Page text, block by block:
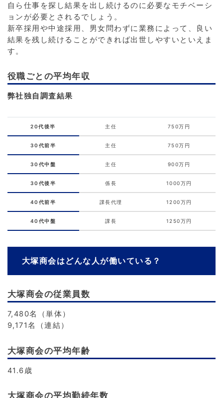
自ら仕事を探し結果を出し続けるのに必要なモチベーシ
ョンが必要とされるでしょう。
新卒採用や中途採用、男女問わずに業務によって、良い
結果を残し続けることができれば出世しやすいといえま
す。
役職ごとの平均年収
弊社独自調査結果
20代後半 主任 750万円
30代前半 主任 750万円
30代中盤 主任 900万円
30代後半 係長 1000万円
40代前半 課長代理 1200万円
40代中盤 課長 1250万円
大塚商会はどんな人が働いている？
大塚商会の従業員数
7,480名（単体）
9,171名（連結）
大塚商会の平均年齢
41.6歳
大塚商会の平均勤続年数